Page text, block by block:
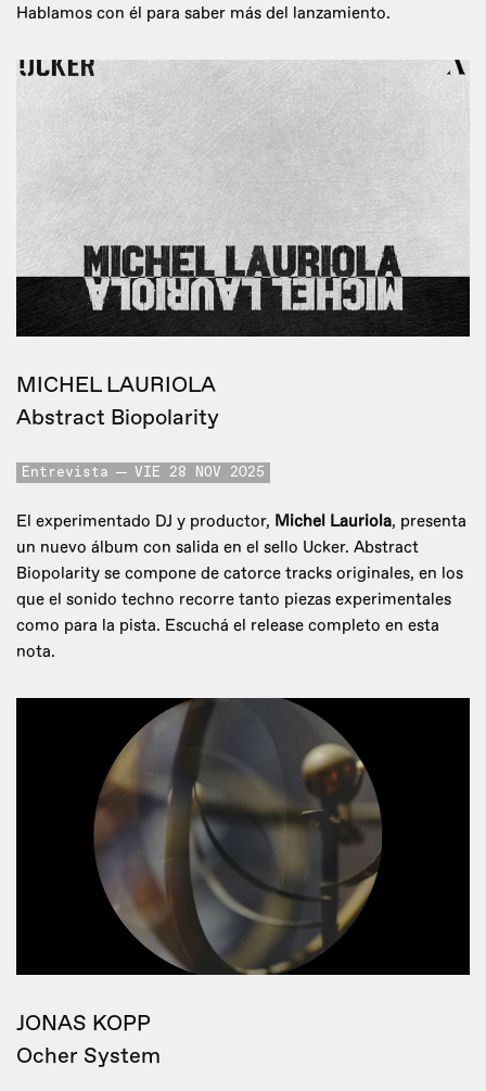
Hablamos con él para saber más del lanzamiento.
MICHEL LAURIOLA
Abstract Biopolarity
Entrevista VIE 28 NOV 2025
El experimentado DJ y productor, Michel Lauriola, presenta
un nuevo álbum con salida en el sello Ucker. Abstract
Biopolarity se compone de catorce tracks originales, en los
que el sonido techno recorre tanto piezas experimentales
como para la pista. Escuchá el release completo en esta
nota.
JONAS KOPP
Ocher System